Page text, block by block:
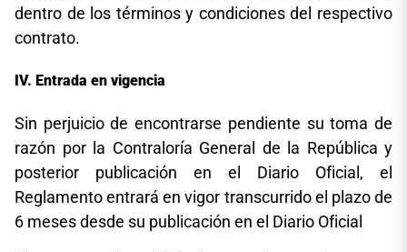
dentro de los términos y condiciones del respectivo
contrato.
Entrada en vigencia
Sin perjuicio de encontrarse pendiente su toma de
razón por la Contraloría General de la República y
posterior publicación en el Diario Oficial, el
Reglamento entrará en vigor transcurrido el plazo de
6 meses desde su publicación en el Diario Oficial